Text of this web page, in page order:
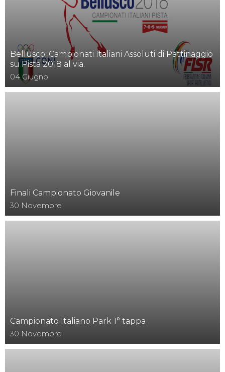
Bellusco: Campionati Italiani Assoluti di Pattinaggio
su Pista 2018 al via.
04 Giugno
Finali Campionato Giovanile
30 Novembre
Campionato Italiano Park 1° tappa
30 Novembre